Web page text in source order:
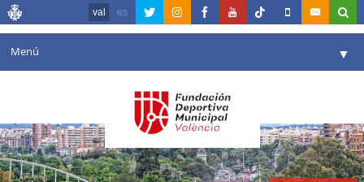
val es
Menú ▼
Agenda
Instal·lacions ▼